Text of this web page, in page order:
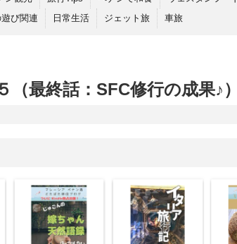
び関連 日常生活 ジェット旅 車旅
最終話：SFC修行の成果♪）